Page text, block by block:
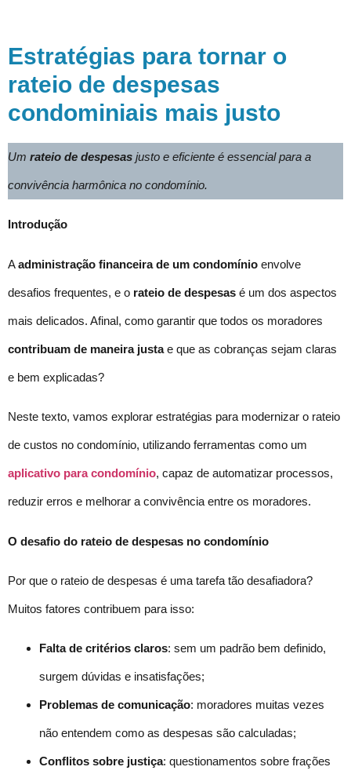
Estratégias para tornar o
rateio de despesas
condominiais mais justo
Um rateio de despesas justo e eficiente é essencial para a
convivência harmônica no condomínio.
Introdução
Aadministração financeira de um condomínio envolve
desafios frequentes, e o rateio de despesas é um dos aspectos
mais delicados. Afinal, como garantir que todos os moradores
contribuam de maneira justae que as cobranças sejam claras
e bem explicadas?
Neste texto, vamos explorar estratégias para modernizar o rateio
de custos no condomínio, utilizando ferramentas como um
aplicativo para condomínio, capaz de automatizar processos,
reduzir erros e melhorar a convivência entre os moradores.
O desafio do rateio de despesas no condomínio
Por que o rateio de despesas é uma tarefa tão desafiadora?
Muitos fatores contribuem para isso:
Falta de critérios claros: sem um padrão bem definido,
surgem dúvidas e insatisfações;
Problemas de comunicação: moradores muitas vezes
não entendem como as despesas são calculadas;
Conflitos sobre justiça: questionamentos sobre frações